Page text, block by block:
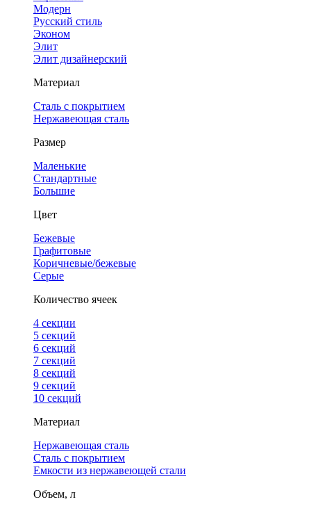
Модерн
Русский стиль
Эконом
Элит
Элит дизайнерский
Материал
Сталь с покрытием
Нержавеющая сталь
Размер
Маленькие
Стандартные
Большие
Цвет
Бежевые
Графитовые
Коричневые/бежевые
Серые
Количество ячеек
4 cекции
5 секций
6 секций
7 секций
8 секций
9 секций
10 секций
Материал
Нержавеющая сталь
Сталь с покрытием
Емкости из нержавеющей стали
Объем, л